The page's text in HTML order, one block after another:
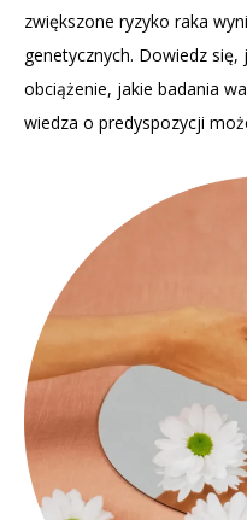
zwiększone ryzyko raka
genetycznych. Dowiedz
obciążenie, jakie badania
wiedza o predyspozycji